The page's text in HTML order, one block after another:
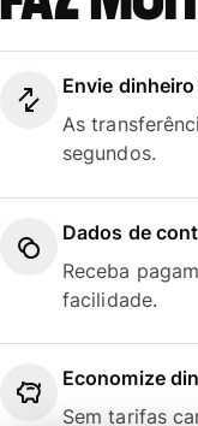
Envie
As
segundos.
Dados de
Receba
facilidade.
Economize
Sem tarifas